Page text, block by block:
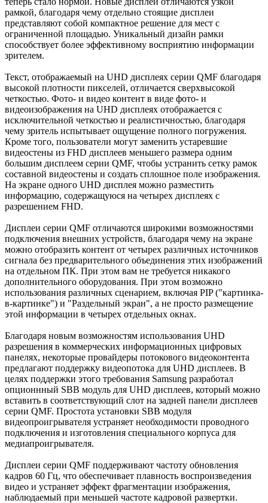
рамкой, благодаря чему отдельно стоящие дисплеи
представляют собой компактное решение для мест с
ограниченной площадью. Уникальный дизайн рамки
способствует более эффективному восприятию информации
зрителем.
Текст, отображаемый на UHD дисплеях серии QMF благодаря
высокой плотности пикселей, отличается сверхвысокой
четкостью. Фото- и видео контент в виде фото- и
видеоизображения на UHD дисплеях отображается с
исключительной четкостью и реалистичностью, благодаря
чему зритель испытывает ощущение полного погружения.
Кроме того, пользователи могут заменить устаревшие
видеостены из FHD дисплеев меньшего размера одним
большим дисплеем серии QMF, чтобы устранить сетку рамок
составной видеостены и создать сплошное поле изображения.
На экране одного UHD дисплея можно разместить
информацию, содержащуюся на четырех дисплеях с
разрешением FHD.
Дисплеи серии QMF отличаются широкими возможностями
подключения внешних устройств, благодаря чему на экране
можно отобразить контент от четырех различных источников
сигнала без предварительного объединения этих изображений
на отдельном ПК. При этом вам не требуется никакого
дополнительного оборудования. При этом возможно
использования различных сценарием, включая PIP ("картинка-
в-картинке") и "Раздельный экран", а не просто размещение
этой информации в четырех отдельных окнах.
Благодаря новым возможностям использования UHD
разрешения в коммерческих информационных цифровых
панелях, некоторые провайдеры потокового видеоконтента
предлагают поддержку видеопотока для UHD дисплеев. В
целях поддержки этого требования Samsung разработал
опционнный SBB модуль для UHD дисплеев, который можно
вставить в соответствующий слот на задней панели дисплеев
серии QMF. Простота установки SBB модуля
видеопроигрывателя устраняет необходимости проводного
подключения и изготовления специального корпуса для
медиапроигрывателя.
Дисплеи серии QMF поддерживают частоту обновления
кадров 60 Гц, что обеспечивает плавность воспроизведения
видео и устраняет эффект фрагментации изображения,
наблюдаемый при меньшей частоте кадровой развертки.